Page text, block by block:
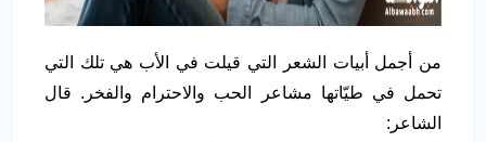
من أجمل أبيات الشعر التي قيلت في الأب هي تلك التي
تحمل في طيّاتها مشاعر الحب والاحترام والفخر. قال
الشاعر: